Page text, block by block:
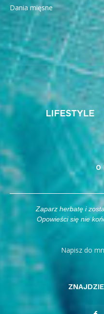
Dania mięsne
O
Zaparz herbatę i
Opowieści się nie
Napisz do